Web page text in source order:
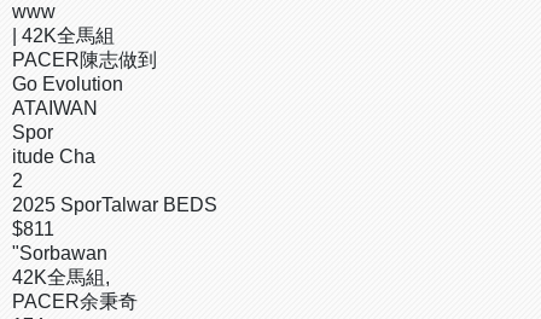
www
| 42K全馬組
PACER陳志做到
Go Evolution
ATAIWAN
Spor
itude Cha
2
2025 SporTalwar BEDS
$811
"Sorbawan
42K全馬組,
PACER余秉奇